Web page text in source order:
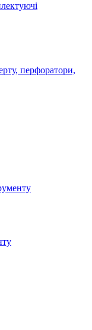
перфоратори,